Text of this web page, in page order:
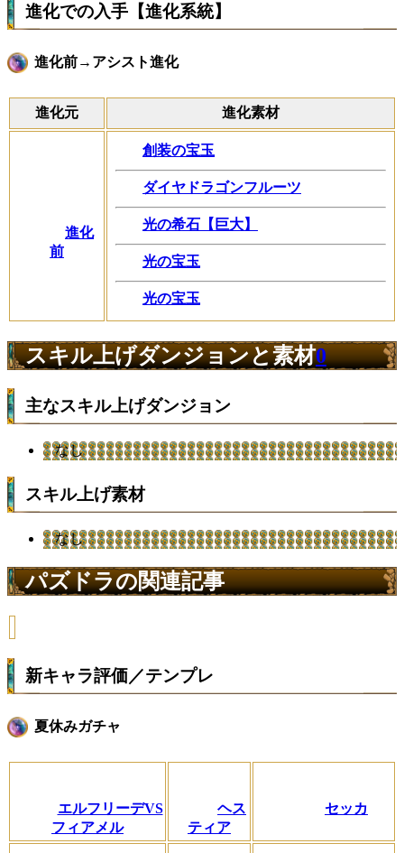
進化での入手【進化系統】
進化前→アシスト進化
進化元 進化素材
進化
前
創装の宝玉
ダイヤドラゴンフルーツ
光の希石【巨大】
光の宝玉
光の宝玉
スキル上げダンジョンと素材0
主なスキル上げダンジョン
なし
スキル上げ素材
なし
パズドラの関連記事
新キャラ評価／テンプレ
夏休みガチャ
エルフリーデVS
フィアメル
ヘス
ティア
セッカ